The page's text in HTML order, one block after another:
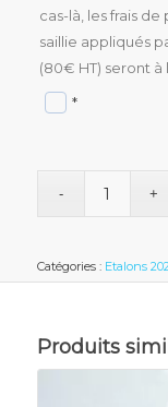
cas-là, les frais
saillie appliqués
(80€ HT) seront à
*
Catégories : Etalons
Produits